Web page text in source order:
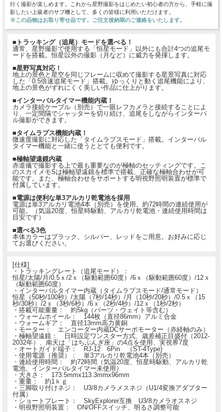
行く撮影が楽しめます。これから星野撮影をはじめたい初心者の方から、手軽に撮
影したい上級者のサブ機として、多くの皆様に利用いただけます。
※この品物はお取り寄せ品です。ご注文後納期のご連絡をいたします。
■トラッキング（追尾）モードを選べる！
通常、星野撮影で使用する「恒星モード」以外にも合計4つの追尾モ
ードを搭載。恒星以外の撮影（月など）に威力を発揮します。
■星野写真対応！
地上の景色と星空を同じフレームに収めて撮影する星景写真に対応
した「0.5倍速追尾モード」搭載。ゆっくりと動く追尾機能により、
地上の景色がずれにくく美しい作品に仕上がります。
■インターバルタイマー機能内蔵！
カメラ接続ケーブル（別売）で一眼レフカメラと接続することによ
り、一定間隔でシャッターを切り続け、追尾をしながらインターバ
ル撮影ができます。
■タイムラプス機能内蔵！
微速度撮影に対応した「タイムラプスモード」搭載。インターバル
タイマー機能と一緒に使うととても便利です。
■極軸望遠鏡内蔵
赤道儀で撮影する上で最も重要なのが極軸のセッティングです。こ
のスカイメモSは極軸望遠鏡を標準で搭載、正確な極軸合わせが可
能です。また、極軸合わせをサポートする明視野照明装置が標準で
付属しています。
■電源は便利な単3アルカリ乾電池を採用
電源は単3アルカリ電池4本（別売）を使用。約72時間の連続使用が
可能。（気温20度、恒星時駆動、アルカリ乾電池・連続使用時間は
目安です）
■選べる3色
本体カラーはブラック、シルバー、レッドをご用意。お好みに応じ
てお選びください。
[仕様]
・トラッキングレート（追尾モード）：
恒星/太陽/月/0.5ｘ/2ｘ（駆動範囲60度）/6ｘ（駆動範囲60度）/12ｘ
（駆動範囲60度）
・インターバルタイマー内蔵（タイムラプスモード/通常モード）
恒星（50秒/100秒）/太陽（7秒/14秒）/月（10秒/20秒）/0.5ｘ（15
秒/30秒）/2ｘ（3秒/6秒）/6ｘ（2秒/4秒）/12ｘ（1秒/2秒）
・搭載可能重量： 約5kg（パーツ・ウェイト等含む）
・ウォームホイール： 144枚（直径86mm）アルミ合金
・ウォームギア： 直径13mm高力黄銅
・モーター： エンコーダー内蔵DCサーボモーター（赤経軸のみ）
・極軸望遠鏡： 日時設定ワンスター方式、歳差補正目盛付（2012-
2032年）、南天は「はちぶんぎ座」の4点を使用、実視界7度
・オートガイド端子： RJ-12 6Pin （ST-4Type)
・使用電源（推奨）： 単3アルカリ乾電池4本（別売）
・連続使用時間： 約72時間（気温20度、恒星時駆動、アルカリ乾
電池、インターバルタイマー未使用）
・大きさ： 173.5mmx113.3mmx96mm
・重量： 約1ｋｇ
・三脚取り付けネジ： U3/8カメラメスネジ（U1/4変換アダプター
付属）
・ショートプレート： SkyExplorer互換 U3/8カメラオスネジ
・明視野照明装置： ON/OFFスイッチ、明るさ調整可能